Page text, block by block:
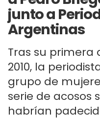
junto a
Argentinas
Tras su primera
2010, la
grupo de
serie de acosos
habrían